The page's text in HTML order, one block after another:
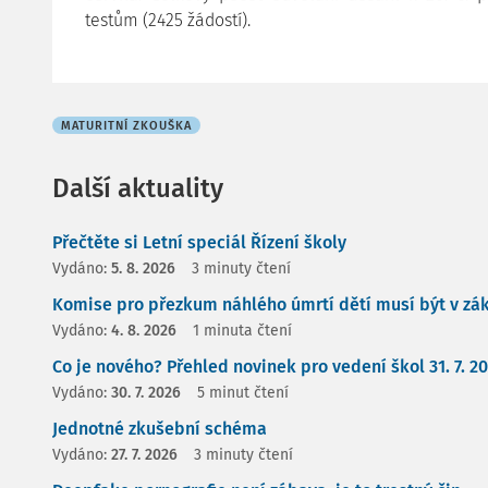
testům (2425 žádostí).
MATURITNÍ ZKOUŠKA
Další aktuality
Přečtěte si Letní speciál Řízení školy
Vydáno: 5. 8. 2026 3 minuty čtení
Komise pro přezkum náhlého úmrtí dětí musí být v
Vydáno: 4. 8. 2026 1 minuta čtení
Co je nového? Přehled novinek pro vedení škol 31. 7.
Vydáno: 30. 7. 2026 5 minut čtení
Jednotné zkušební schéma
Vydáno: 27. 7. 2026 3 minuty čtení